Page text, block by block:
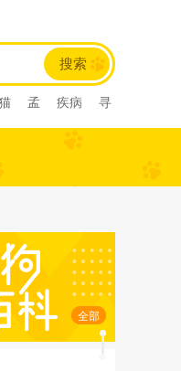
搜索
孟 疾病
寻
里猫
塞尔凯
雪鞋猫
英国长
英国短毛猫
中华
中国 中国
田
中国
斯
布偶
加菲
全部